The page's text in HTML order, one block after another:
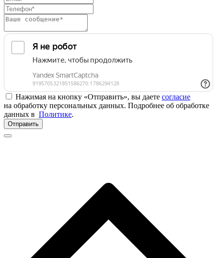
Нажимая на кнопку «Отправить», вы даете согласие
на обработку персональных данных. Подробнее об обработке
данных в Политике.
Отправить